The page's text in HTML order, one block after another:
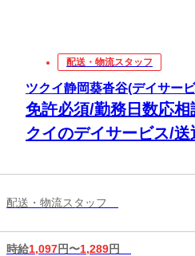
配送・物流スタッフ
ツクイ静岡葵沓谷(デイサー
免許必須/勤務日数応
クイのデイサービス/送
配送・物流スタッフ
時給1,097円〜1,289円